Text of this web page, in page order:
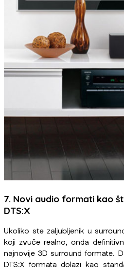
7. Novi audio formati kao
DTS:X
Ukoliko ste zaljubljenik u
koji zvuče realno, onda
najnovije 3D surround formate.
DTS:X formata dolazi kao